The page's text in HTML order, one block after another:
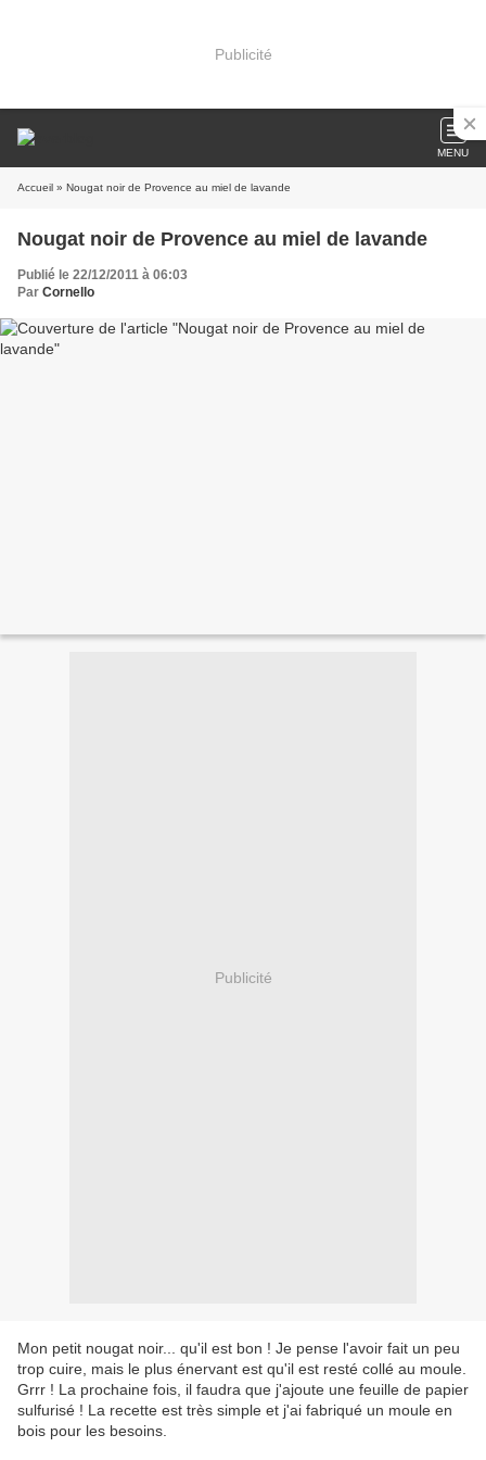
Publicité
MENU
Accueil » Nougat noir de Provence au miel de lavande
Nougat noir de Provence au miel de lavande
Publié le 22/12/2011 à 06:03
Par Cornello
Publicité
Mon petit nougat noir... qu'il est bon ! Je pense l'avoir fait un peu
trop cuire, mais le plus énervant est qu'il est resté collé au moule.
Grrr ! La prochaine fois, il faudra que j'ajoute une feuille de papier
sulfurisé ! La recette est très simple et j'ai fabriqué un moule en
bois pour les besoins.